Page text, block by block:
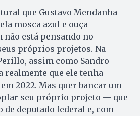
que Gustavo Mendanha
mosca azul e ouça
não está pensando no
próprios projetos. Na
assim como Sandro
realmente que ele tenha
2022. Mas quer bancar um
seu próprio projeto — que
de deputado federal e, com